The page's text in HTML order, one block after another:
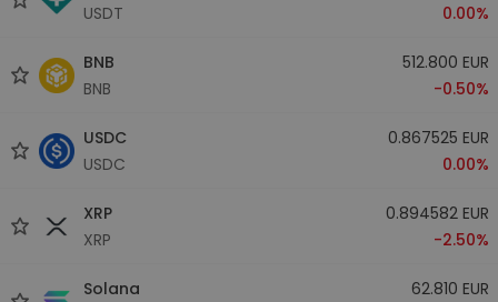
USDT
0.00%
BNB
BNB
512.800 EUR
-0.50%
USDC
USDC
0.867525 EUR
0.00%
XRP
XRP
0.894582 EUR
-2.50%
Solana
62.810 EUR